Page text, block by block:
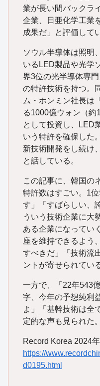
業が長い間バックラ
企業、日亜化学工業
成果だ」と評価して
ソウル半導体は照明
いるLED製品や光学
界3位の光半導体専
の特許技術を持つ。
ム・ホンミン社長は
る1000億ウォン（
として投資し、LED
いう特許を確保した
新技術開発をし続け
と話している。
この記事に、韓国の
特許数はすごい。1
す」「すばらしい、
ういう技術企業に大
ある企業になってい
座を維持できるよう
すべきだ」「技術流
ントが寄せられてい
一方で、「22年543
字、今年の予想純利
よ」「基幹技術は全
定的な声も見られた
Record Korea 2024
https://
d0195.html